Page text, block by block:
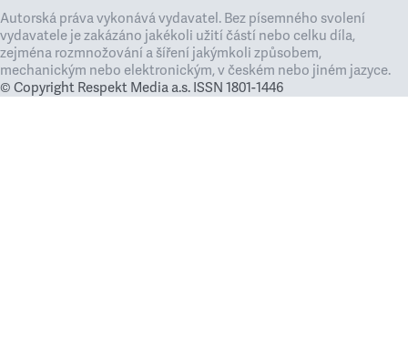
Autorská práva vykonává vydavatel. Bez písemného svolení
vydavatele je zakázáno jakékoli užití částí nebo celku díla,
zejména rozmnožování a šíření jakýmkoli způsobem,
mechanickým nebo elektronickým, v českém nebo jiném jazyce.
© Copyright Respekt Media a.s. ISSN 1801-1446